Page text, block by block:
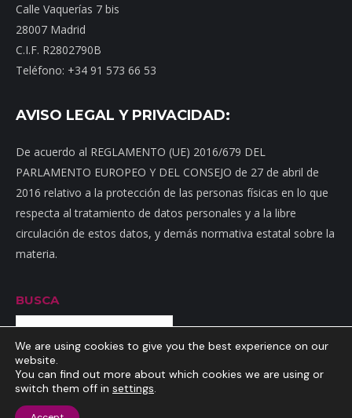
Calle Vaquerías 7 bis
28007 Madrid
C.I.F. R2802790B
Teléfono: +34 91 573 66 53
AVISO LEGAL Y PRIVACIDAD:
De acuerdo al REGLAMENTO (UE) 2016/679 DEL
PARLAMENTO EUROPEO Y DEL CONSEJO de 27 de abril de
2016 relativo a la protección de las personas físicas en lo que
respecta al tratamiento de datos personales y a la libre
circulación de estos datos, y demás normativa estatal sobre la
materia.
BUSCA
Buscar
Inicio Mapa web
We are using cookies to give you the best experience on our
website.
You can find out more about which cookies we are using or
switch them off in settings.